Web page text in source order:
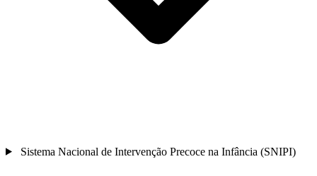
Sistema Nacional de Intervenção Precoce na Infância (SNIPI)